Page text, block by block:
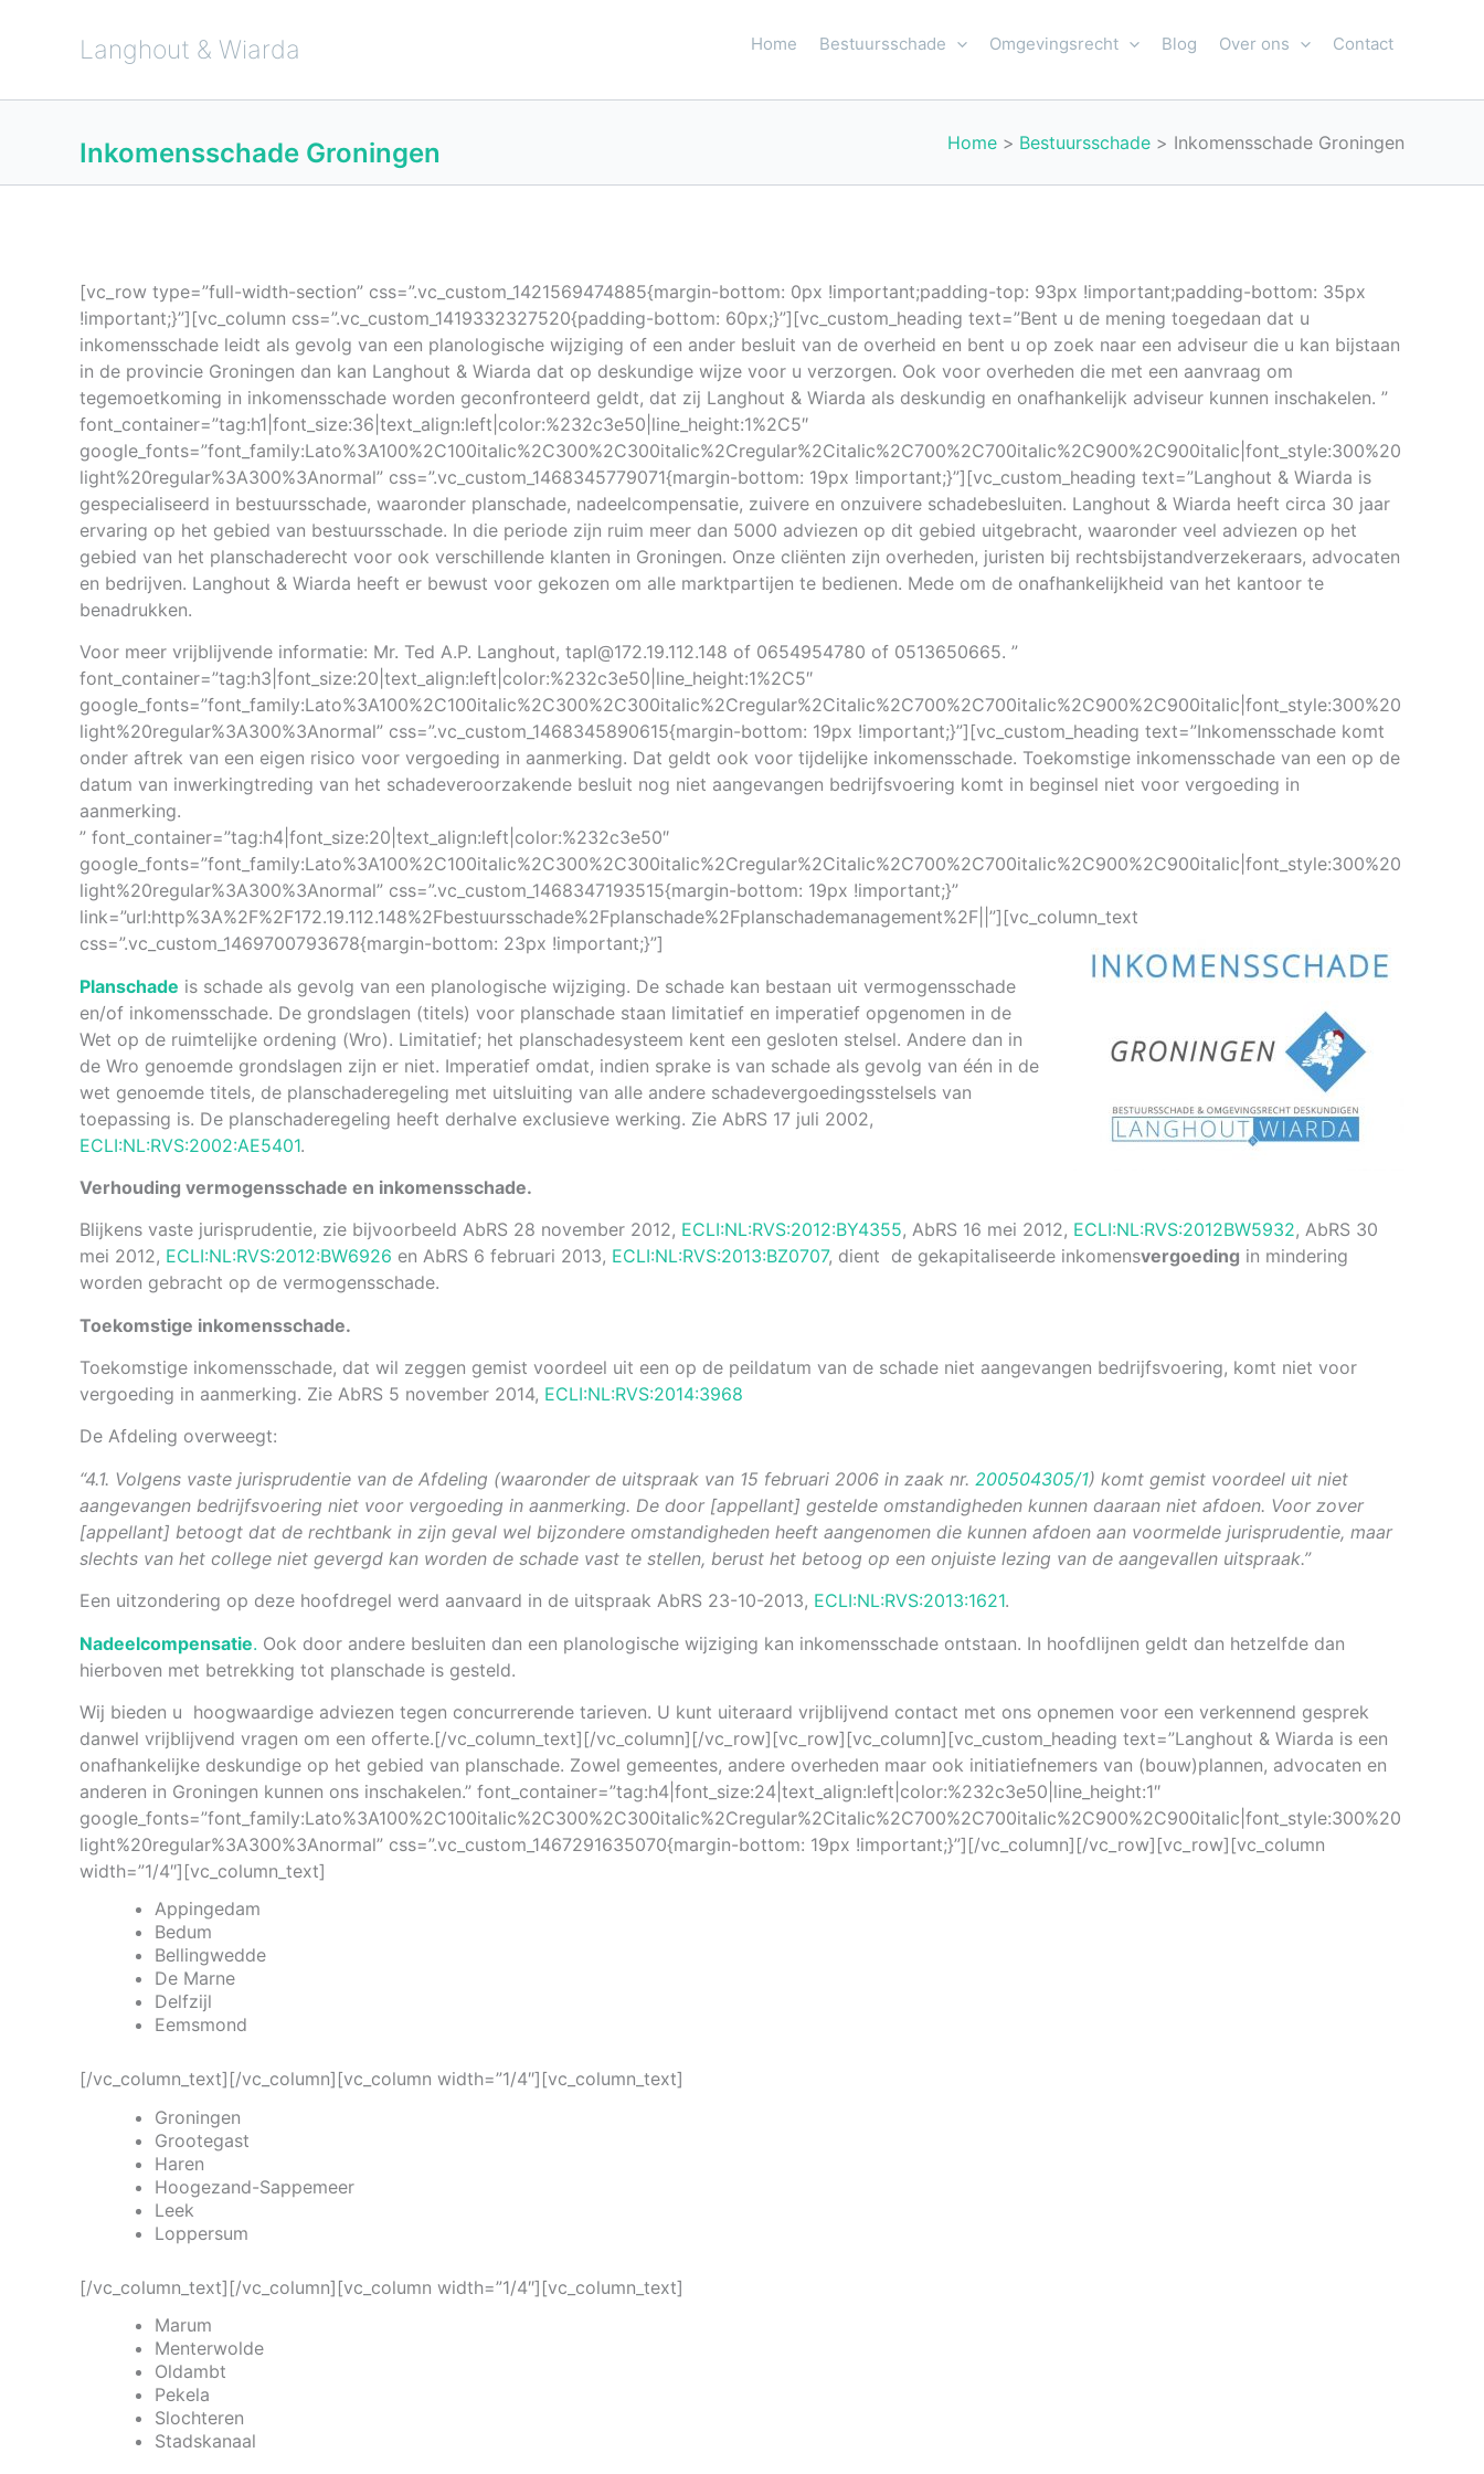
Langhout & Wiarda Home Bestuursschade Omgevingsrecht Blog Over ons Contact
Home Bestuursschade Inkomensschade Groningen
Inkomensschade Groningen
[vc_row type=”full-width-section” css=”.vc_custom_1421569474885{margin-bottom: 0px !important;padding-top: 93px !important;padding-bottom: 35px
!important;}”][vc_column css=”.vc_custom_1419332327520{padding-bottom: 60px;}”][vc_custom_heading text=”Bent u de mening toegedaan dat u
inkomensschade leidt als gevolg van een planologische wijziging of een ander besluit van de overheid en bent u op zoek naar een adviseur die u kan bijstaan
in de provincie Groningen dan kan Langhout & Wiarda dat op deskundige wijze voor u verzorgen. Ook voor overheden die met een aanvraag om
tegemoetkoming in inkomensschade worden geconfronteerd geldt, dat zij Langhout & Wiarda als deskundig en onafhankelijk adviseur kunnen inschakelen. ”
font_container=”tag:h1|font_size:36|text_align:left|color:%232c3e50|line_height:1%2C5″
google_fonts=”font_family:Lato%3A100%2C100italic%2C300%2C300italic%2Cregular%2Citalic%2C700%2C700italic%2C900%2C900italic|font_style:300%20
light%20regular%3A300%3Anormal” css=”.vc_custom_1468345779071{margin-bottom: 19px !important;}”][vc_custom_heading text=”Langhout & Wiarda is
gespecialiseerd in bestuursschade, waaronder planschade, nadeelcompensatie, zuivere en onzuivere schadebesluiten. Langhout & Wiarda heeft circa 30 jaar
ervaring op het gebied van bestuursschade. In die periode zijn ruim meer dan 5000 adviezen op dit gebied uitgebracht, waaronder veel adviezen op het
gebied van het planschaderecht voor ook verschillende klanten in Groningen. Onze cliënten zijn overheden, juristen bij rechtsbijstandverzekeraars, advocaten
en bedrijven. Langhout & Wiarda heeft er bewust voor gekozen om alle marktpartijen te bedienen. Mede om de onafhankelijkheid van het kantoor te
benadrukken.
Voor meer vrijblijvende informatie: Mr. Ted A.P. Langhout, tapl@172.19.112.148 of 0654954780 of 0513650665. ”
font_container=”tag:h3|font_size:20|text_align:left|color:%232c3e50|line_height:1%2C5″
google_fonts=”font_family:Lato%3A100%2C100italic%2C300%2C300italic%2Cregular%2Citalic%2C700%2C700italic%2C900%2C900italic|font_style:300%20
light%20regular%3A300%3Anormal” css=”.vc_custom_1468345890615{margin-bottom: 19px !important;}”][vc_custom_heading text=”Inkomensschade komt
onder aftrek van een eigen risico voor vergoeding in aanmerking. Dat geldt ook voor tijdelijke inkomensschade. Toekomstige inkomensschade van een op de
datum van inwerkingtreding van het schadeveroorzakende besluit nog niet aangevangen bedrijfsvoering komt in beginsel niet voor vergoeding in
aanmerking.
” font_container=”tag:h4|font_size:20|text_align:left|color:%232c3e50″
google_fonts=”font_family:Lato%3A100%2C100italic%2C300%2C300italic%2Cregular%2Citalic%2C700%2C700italic%2C900%2C900italic|font_style:300%20
light%20regular%3A300%3Anormal” css=”.vc_custom_1468347193515{margin-bottom: 19px !important;}”
link=”url:http%3A%2F%2F172.19.112.148%2Fbestuursschade%2Fplanschade%2Fplanschademanagement%2F||”][vc_column_text
css=”.vc_custom_1469700793678{margin-bottom: 23px !important;}”]
Planschade is schade als gevolg van een planologische wijziging. De schade kan bestaan uit vermogensschade
en/of inkomensschade. De grondslagen (titels) voor planschade staan limitatief en imperatief opgenomen in de
Wet op de ruimtelijke ordening (Wro). Limitatief; het planschadesysteem kent een gesloten stelsel. Andere dan in
de Wro genoemde grondslagen zijn er niet. Imperatief omdat, indien sprake is van schade als gevolg van één in de
wet genoemde titels, de planschaderegeling met uitsluiting van alle andere schadevergoedingsstelsels van
toepassing is. De planschaderegeling heeft derhalve exclusieve werking. Zie AbRS 17 juli 2002,
ECLI:NL:RVS:2002:AE5401.
Verhouding vermogensschade en inkomensschade.
Blijkens vaste jurisprudentie, zie bijvoorbeeld AbRS 28 november 2012, ECLI:NL:RVS:2012:BY4355, AbRS 16 mei 2012, ECLI:NL:RVS:2012BW5932, AbRS 30
mei 2012, ECLI:NL:RVS:2012:BW6926 en AbRS 6 februari 2013, ECLI:NL:RVS:2013:BZ0707, dient de gekapitaliseerde inkomensvergoeding in mindering
worden gebracht op de vermogensschade.
Toekomstige inkomensschade.
Toekomstige inkomensschade, dat wil zeggen gemist voordeel uit een op de peildatum van de schade niet aangevangen bedrijfsvoering, komt niet voor
vergoeding in aanmerking. Zie AbRS 5 november 2014, ECLI:NL:RVS:2014:3968
De Afdeling overweegt:
“4.1. Volgens vaste jurisprudentie van de Afdeling (waaronder de uitspraak van 15 februari 2006 in zaak nr. 200504305/1) komt gemist voordeel uit niet
aangevangen bedrijfsvoering niet voor vergoeding in aanmerking. De door [appellant] gestelde omstandigheden kunnen daaraan niet afdoen. Voor zover
[appellant] betoogt dat de rechtbank in zijn geval wel bijzondere omstandigheden heeft aangenomen die kunnen afdoen aan voormelde jurisprudentie, maar
slechts van het college niet gevergd kan worden de schade vast te stellen, berust het betoog op een onjuiste lezing van de aangevallen uitspraak.”
Een uitzondering op deze hoofdregel werd aanvaard in de uitspraak AbRS 23-10-2013, ECLI:NL:RVS:2013:1621.
Nadeelcompensatie. Ook door andere besluiten dan een planologische wijziging kan inkomensschade ontstaan. In hoofdlijnen geldt dan hetzelfde dan
hierboven met betrekking tot planschade is gesteld.
Wij bieden u hoogwaardige adviezen tegen concurrerende tarieven. U kunt uiteraard vrijblijvend contact met ons opnemen voor een verkennend gesprek
danwel vrijblijvend vragen om een offerte.[/vc_column_text][/vc_column][/vc_row][vc_row][vc_column][vc_custom_heading text=”Langhout & Wiarda is een
onafhankelijke deskundige op het gebied van planschade. Zowel gemeentes, andere overheden maar ook initiatiefnemers van (bouw)plannen, advocaten en
anderen in Groningen kunnen ons inschakelen.” font_container=”tag:h4|font_size:24|text_align:left|color:%232c3e50|line_height:1″
google_fonts=”font_family:Lato%3A100%2C100italic%2C300%2C300italic%2Cregular%2Citalic%2C700%2C700italic%2C900%2C900italic|font_style:300%20
light%20regular%3A300%3Anormal” css=”.vc_custom_1467291635070{margin-bottom: 19px !important;}”][/vc_column][/vc_row][vc_row][vc_column
width=”1/4″][vc_column_text]
Appingedam
Bedum
Bellingwedde
De Marne
Delfzijl
Eemsmond
[/vc_column_text][/vc_column][vc_column width=”1/4″][vc_column_text]
Groningen
Grootegast
Haren
Hoogezand-Sappemeer
Leek
Loppersum
[/vc_column_text][/vc_column][vc_column width=”1/4″][vc_column_text]
Marum
Menterwolde
Oldambt
Pekela
Slochteren
Stadskanaal